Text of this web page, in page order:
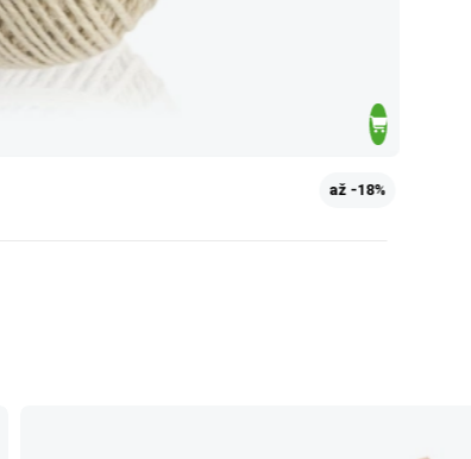
až -18%